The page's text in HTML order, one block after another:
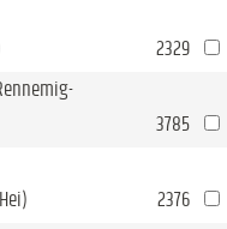
2329
3785
2376